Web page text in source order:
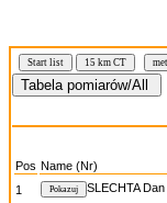
Start list 15 km CT
Pos Name (Nr)
1
SLECHTA